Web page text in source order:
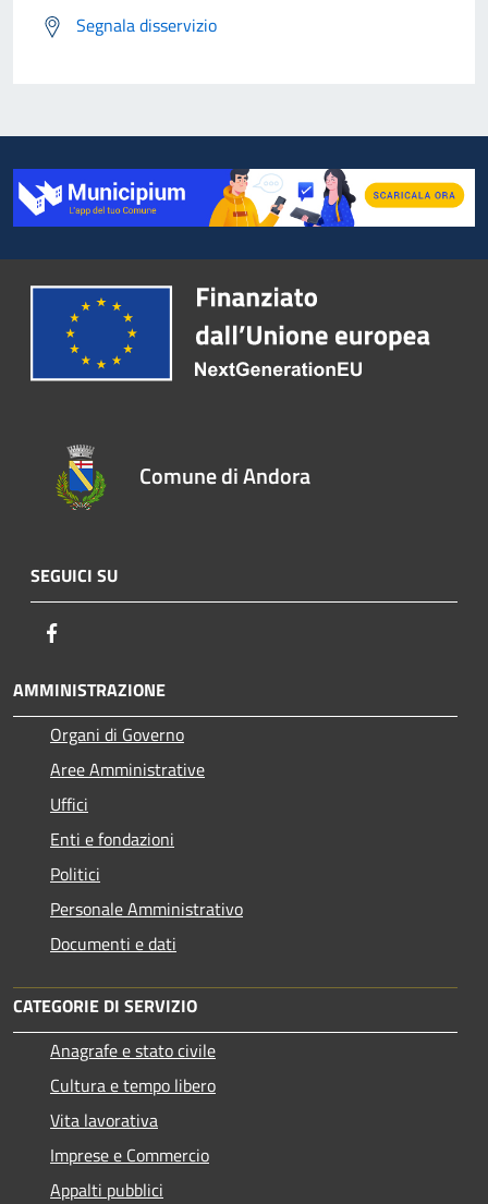
Segnala disservizio
Comune di Andora
SEGUICI SU
AMMINISTRAZIONE
Organi di Governo
Aree Amministrative
Uffici
Enti e fondazioni
Politici
Personale Amministrativo
Documenti e dati
CATEGORIE DI SERVIZIO
Anagrafe e stato civile
Cultura e tempo libero
Vita lavorativa
Imprese e Commercio
Appalti pubblici